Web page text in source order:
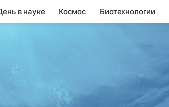
в науке Космос Биотехнологии